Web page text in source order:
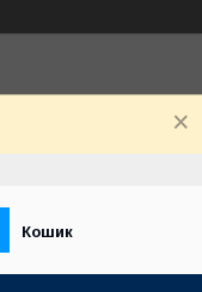
Кошик